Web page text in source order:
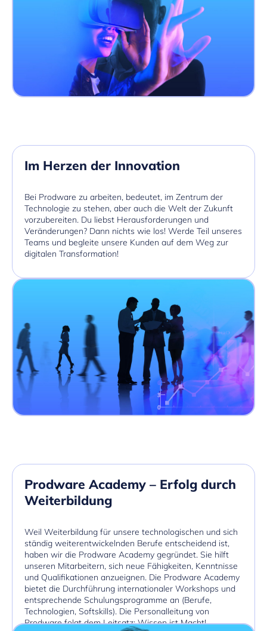
Im Herzen der Innovation
Bei Prodware zu arbeiten, bedeutet, im Zentrum der
Technologie zu stehen, aber auch die Welt der Zukunft
vorzubereiten. Du liebst Herausforderungen und
Veränderungen? Dann nichts wie los! Werde Teil unseres
Teams und begleite unsere Kunden auf dem Weg zur
digitalen Transformation!
Prodware Academy – Erfolg durch
Weiterbildung
Weil Weiterbildung für unsere technologischen und sich
ständig weiterentwickelnden Berufe entscheidend ist,
haben wir die Prodware Academy gegründet. Sie hilft
unseren Mitarbeitern, sich neue Fähigkeiten, Kenntnisse
und Qualifikationen anzueignen. Die Prodware Academy
bietet die Durchführung internationaler Workshops und
entsprechende Schulungsprogramme an (Berufe,
Technologien, Softskills). Die Personalleitung von
Prodware folgt dem Leitsatz: Wissen ist Macht!